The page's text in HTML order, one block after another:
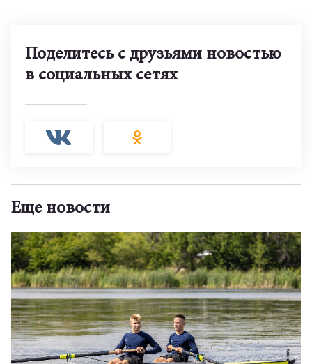
Поделитесь с друзьями новостью
в социальных сетях
Еще новости